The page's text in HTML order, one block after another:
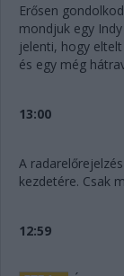
Erősen
mondjuk egy
jelenti, hogy
és egy még
13:00
A
kezdetére. Csak
12:59